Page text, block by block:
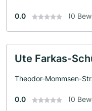
0.0 (0
Ute Farkas-
Theodor-Mommsen-
0.0 (0